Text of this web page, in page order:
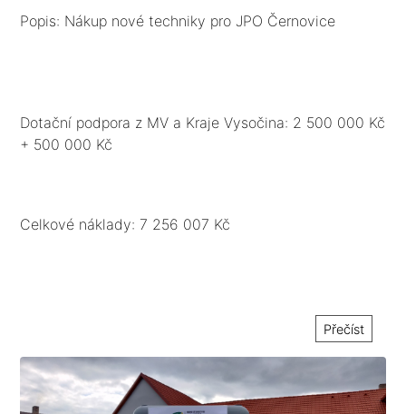
Popis: Nákup nové techniky pro JPO Černovice
Dotační podpora z MV a Kraje Vysočina: 2 500 000 Kč
+ 500 000 Kč
Celkové náklady: 7 256 007 Kč
Přečíst